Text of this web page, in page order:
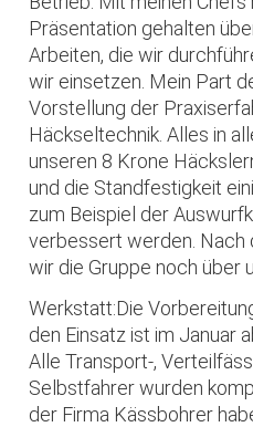
Präsentation gehalten
Arbeiten, die wir
wir einsetzen. Mein Part
Vorstellung der
Häckseltechnik. Alles in
unseren 8 Krone
und die Standfestigkeit
zum Beispiel der
verbessert werden. Nach
wir die Gruppe noch über
Werkstatt:Die
den Einsatz ist im Januar
Alle Transport-,
Selbstfahrer wurden
der Firma Kässbohrer